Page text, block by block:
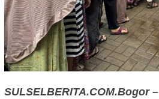
SULSELBERITA.COM.Bogor –